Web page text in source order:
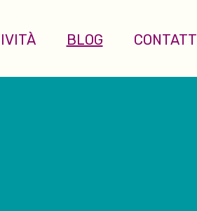
BLOG